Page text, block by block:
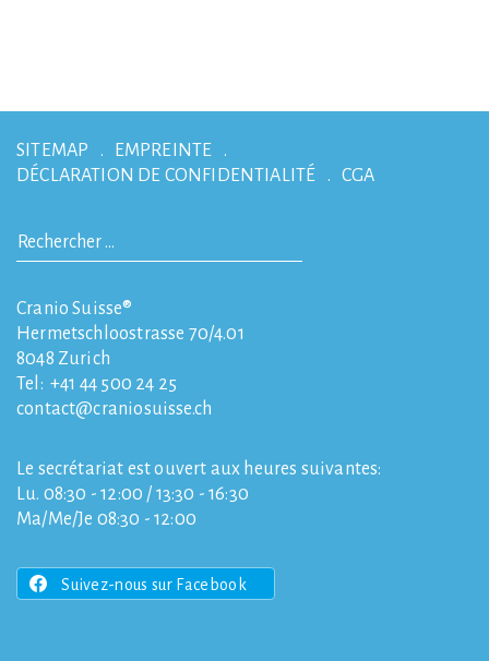
SITEMAP
EMPREINTE
DÉCLARATION DE CONFIDENTIALITÉ
CGA
Cranio Suisse®
Hermetschloostrasse 70/4.01
8048 Zurich
Tel: +41 44 500 24 25
contact
craniosuisse.ch
Le secrétariat est ouvert aux heures suivantes:
Lu. 08:30 - 12:00 / 13:30 - 16:30
Ma/Me/Je 08:30 - 12:00
Suivez-nous sur Facebook